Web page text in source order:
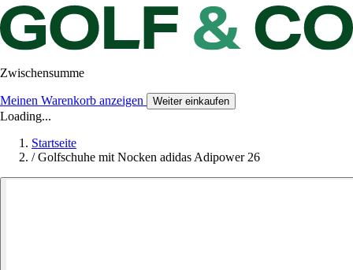
Zwischensumme
Meinen Warenkorb anzeigen Weiter einkaufen
Loading...
Startseite
/ Golfschuhe mit Nocken adidas Adipower 26